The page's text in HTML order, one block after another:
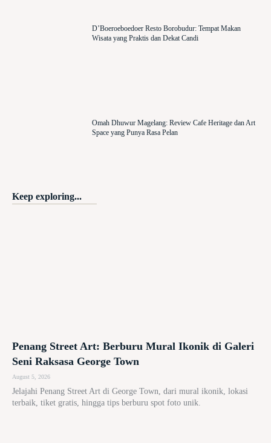
D’Boeroeboedoer Resto Borobudur: Tempat Makan
Wisata yang Praktis dan Dekat Candi
Omah Dhuwur Magelang: Review Cafe Heritage dan Art
Space yang Punya Rasa Pelan
Keep exploring...
Penang Street Art: Berburu Mural Ikonik di Galeri
Seni Raksasa George Town
August 5, 2026
Jelajahi Penang Street Art di George Town, dari mural ikonik, lokasi
terbaik, tiket gratis, hingga tips berburu spot foto unik.